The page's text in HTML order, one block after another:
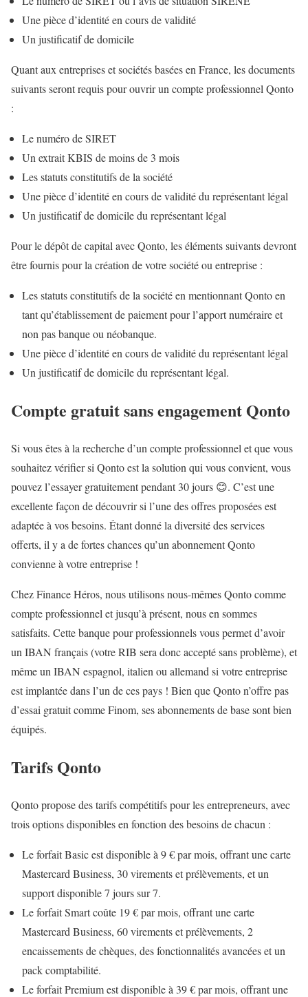
Une pièce d’identité en cours de validité
Un justificatif de domicile
Quant aux entreprises et sociétés basées en France, les documents
suivants seront requis pour ouvrir un compte professionnel Qonto
:
Le numéro de SIRET
Un extrait KBIS de moins de 3 mois
Les statuts constitutifs de la société
Une pièce d’identité en cours de validité du représentant légal
Un justificatif de domicile du représentant légal
Pour le dépôt de capital avec Qonto, les éléments suivants devront
être fournis pour la création de votre société ou entreprise :
Les statuts constitutifs de la société en mentionnant Qonto en
tant qu’établissement de paiement pour l’apport numéraire et
non pas banque ou néobanque.
Une pièce d’identité en cours de validité du représentant légal
Un justificatif de domicile du représentant légal.
Compte gratuit sans engagement Qonto
Si vous êtes à la recherche d’un compte professionnel et que vous
souhaitez vérifier si Qonto est la solution qui vous convient, vous
pouvez l’essayer gratuitement pendant 30 jours 😊. C’est une
excellente façon de découvrir si l’une des offres proposées est
adaptée à vos besoins. Étant donné la diversité des services
offerts, il y a de fortes chances qu’un abonnement Qonto
convienne à votre entreprise !
Chez Finance Héros, nous utilisons nous-mêmes Qonto comme
compte professionnel et jusqu’à présent, nous en sommes
satisfaits. Cette banque pour professionnels vous permet d’avoir
un IBAN français (votre RIB sera donc accepté sans problème), et
même un IBAN espagnol, italien ou allemand si votre entreprise
est implantée dans l’un de ces pays ! Bien que Qonto n’offre pas
d’essai gratuit comme Finom, ses abonnements de base sont bien
équipés.
Tarifs Qonto
Qonto propose des tarifs compétitifs pour les entrepreneurs, avec
trois options disponibles en fonction des besoins de chacun :
Le forfait Basic est disponible à 9 € par mois, offrant une carte
Mastercard Business, 30 virements et prélèvements, et un
support disponible 7 jours sur 7.
Le forfait Smart coûte 19 € par mois, offrant une carte
Mastercard Business, 60 virements et prélèvements, 2
encaissements de chèques, des fonctionnalités avancées et un
pack comptabilité.
Le forfait Premium est disponible à 39 € par mois, offrant une